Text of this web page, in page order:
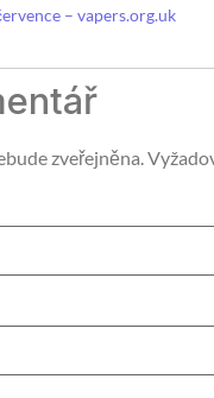
– vapers.org.uk
zveřejněna.